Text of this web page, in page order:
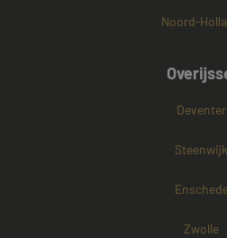
Noord-
Deventer
Steenwijk
Zwolle